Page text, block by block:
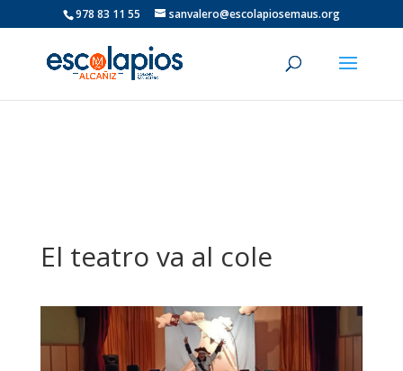
978 83 11 55 sanvalero@escolapiosemaus.org
El teatro va al cole